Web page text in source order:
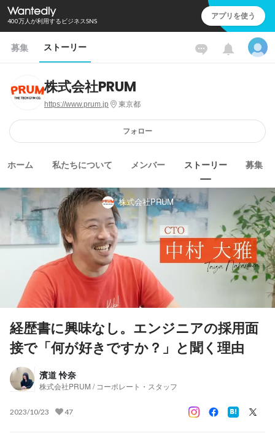
400万人が利用するビジネスSNS アプリを使う
募集 ストーリー
株式会社PRUM
https://www.prum.jp 東京都
フォロー
ホーム 私たちについて メンバー ストーリー 募集
株式会社PRUM
経歴書に興味なし。エンジニアの採用面
接で「何が好きですか？」と聞く理由
濱道 怜奈
株式会社PRUM / コーポレート・スタッフ
2023/10/23 47